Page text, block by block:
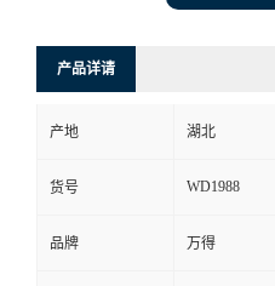
产品详请
产地 湖北
货号 WD1988
品牌 万得